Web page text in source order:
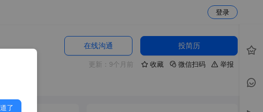
登录
在线沟通 投简历
更新：9个月前 收藏 微信扫码 举报
了